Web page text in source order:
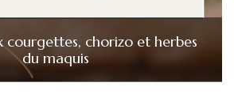
courgettes, chorizo et herbes
du maquis